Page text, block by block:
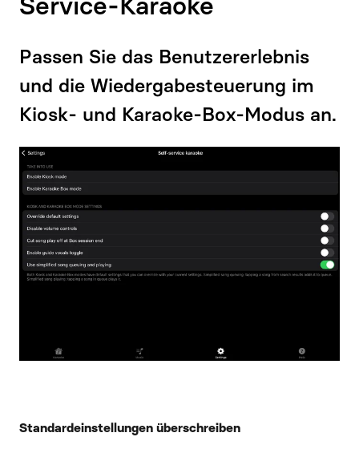
Passen Sie das Benutzererlebnis
und die Wiedergabesteuerung im
Kiosk- und Karaoke-Box-Modus an.
Standardeinstellungen überschreiben